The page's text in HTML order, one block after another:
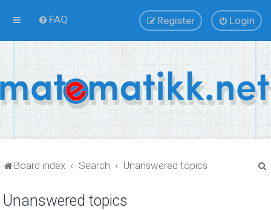
FAQ Login
Register
Board index Search Unanswered topics
Unanswered topics